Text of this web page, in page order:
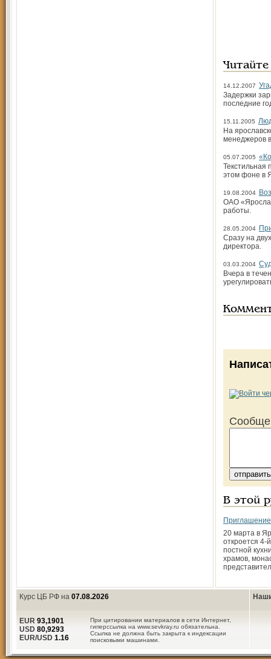
14.12.2007
Задержки
последние
15.11.2005
На
менеджеров
05.07.2005
Текстильная
этом фоне в
19.08.2004
ОАО
работы.
28.05.2004
Сразу на
директора.
03.03.2004
Вчера в
В этой
Приглашение
20 марта в
откроется 4-
постной
храмов,
Курс ЦБ РФ на 07.08.2026
При цитировании материалов в сети Интернет,
гиперссылка на www.sevkray.ru обязательна.
Ссылка не должна быть закрыта к индексации
поисковыми машинами.
EUR 93,1901
USD 80,9293
EUR/USD 1.16